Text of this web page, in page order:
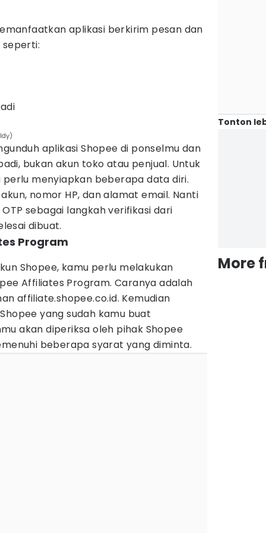
aplikasi berkirim pesan dan
aplikasi Shopee di ponselmu dan
bukan akun toko atau penjual. Untuk
menyiapkan beberapa data diri.
akun, nomor HP, dan alamat email. Nanti
sebagai langkah verifikasi dari
dibuat.
Program
Shopee, kamu perlu melakukan
Affiliates Program. Caranya adalah
affiliate.shopee.co.id. Kemudian
yang sudah kamu buat
akan diperiksa oleh pihak Shopee
beberapa syarat yang diminta.
Tonton
More